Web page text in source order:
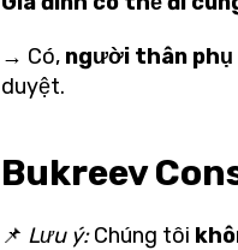
→ Có, người thân
duyệt.
Bukreev
📌 Lưu ý:Chúng tôi